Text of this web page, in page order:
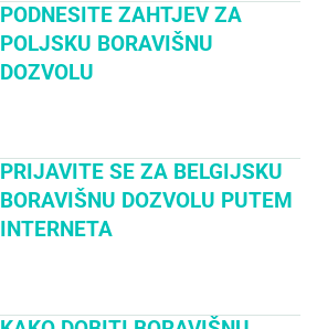
PODNESITE ZAHTJEV ZA
POLJSKU BORAVIŠNU
DOZVOLU
PRIJAVITE SE ZA BELGIJSKU
BORAVIŠNU DOZVOLU PUTEM
INTERNETA